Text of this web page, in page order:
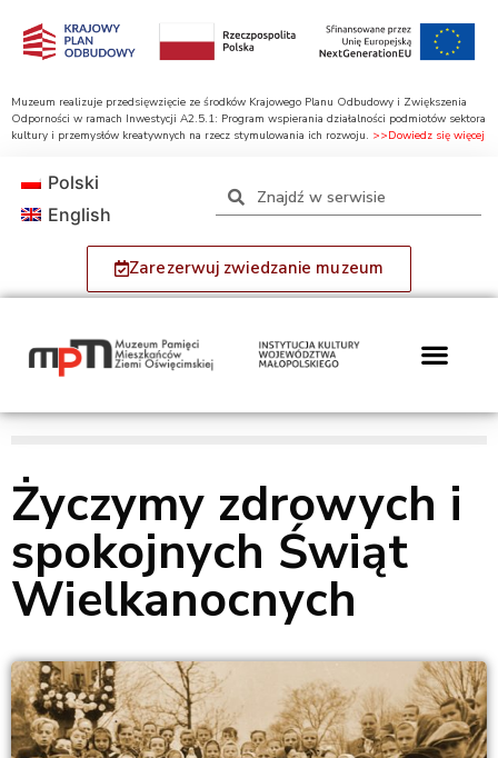
Muzeum realizuje przedsięwzięcie ze środków Krajowego Planu Odbudowy i Zwiększenia
Odporności w ramach Inwestycji A2.5.1: Program wspierania działalności podmiotów sektora
kultury i przemysłów kreatywnych na rzecz stymulowania ich rozwoju. >>Dowiedz się więcej
Zarezerwuj zwiedzanie muzeum
Polski
English
Życzymy zdrowych i
spokojnych Świąt
Wielkanocnych